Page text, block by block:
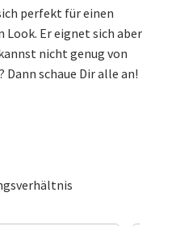
perfekt für einen
Look. Er eignet sich aber
nicht genug von
Dann schaue Dir alle an!